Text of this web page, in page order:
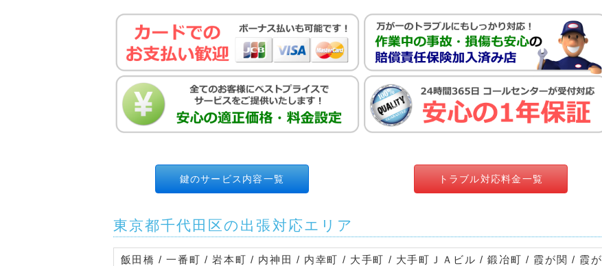
鍵のサービス内容一覧 トラブル対応料金一覧
東京都千代田区の出張対応エリア
飯田橋 / 一番町 / 岩本町 / 内神田 / 内幸町 / 大手町 / 大手町ＪＡビル / 鍛冶町 / 霞が関 / 霞が